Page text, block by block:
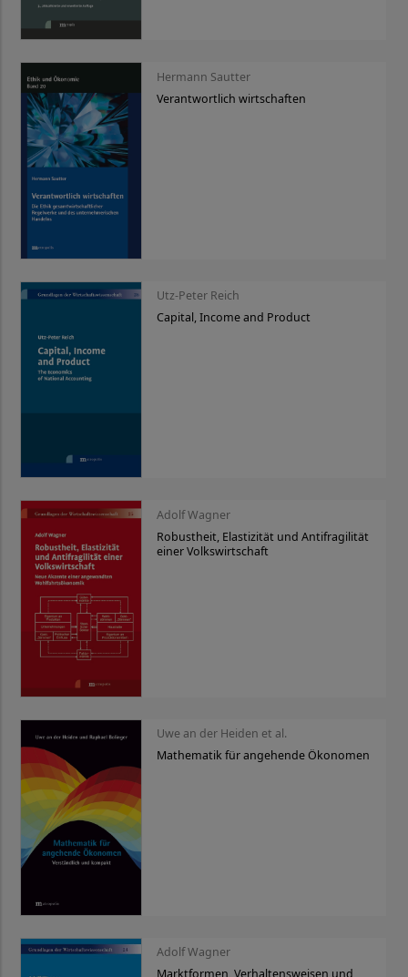
Hermann Sautter
Verantwortlich wirtschaften
Utz-Peter Reich
Capital, Income and Product
Adolf Wagner
Robustheit, Elastizität und Antifragilität
einer Volkswirtschaft
Uwe an der Heiden et al.
Mathematik für angehende Ökonomen
Adolf Wagner